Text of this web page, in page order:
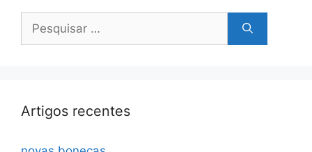
por:
Artigos recentes